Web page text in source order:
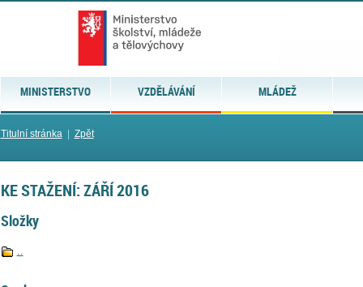
MINISTERSTVO VZDĚLÁVÁNÍ MLÁDEŽ
Titulní stránka| Zpět
KE STAŽENÍ: ZÁŘÍ 2016
Složky
..